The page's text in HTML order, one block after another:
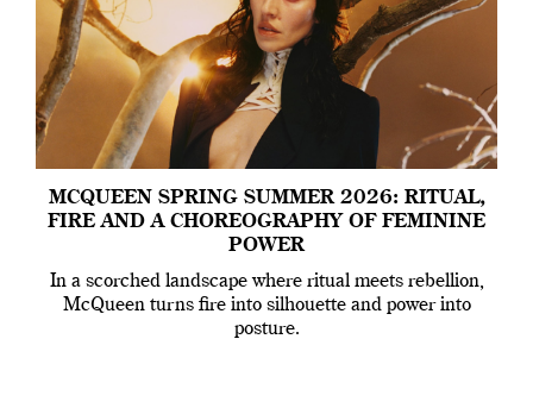
MCQUEEN SPRING SUMMER 2026: RITUAL,
FIRE AND A CHOREOGRAPHY OF FEMININE
POWER
In a scorched landscape where ritual meets rebellion,
McQueen turns fire into silhouette and power into
posture.